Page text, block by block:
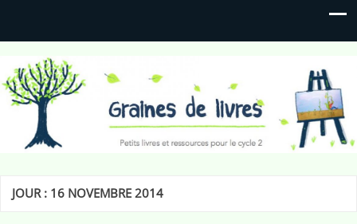
Graines de livres
Petits livres et ressources pour le cycle 2
JOUR : 16 NOVEMBRE 2014